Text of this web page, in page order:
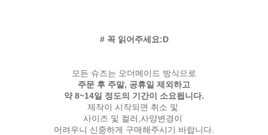
# 꼭 읽어주세요:D
모든 슈즈는 오더메이드 방식으로
주문 후 주말, 공휴일 제외하고
약 8~14일 정도의 기간이 소요됩니다.
제작이 시작되면 취소 및
사이즈 및 컬러,사양변경이
어려우니 신중하게 구매해주시기 바랍니다.